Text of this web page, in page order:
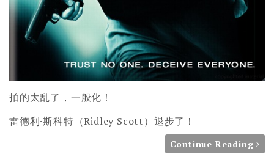
拍的太乱了，一般化！
雷德利·斯科特（Ridley Scott）退步了！
Continue Reading